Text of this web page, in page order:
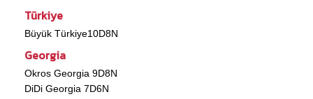
Türkiye
Büyük Türkiye10D8N
Georgia
Okros Georgia 9D8N
DiDi Georgia 7D6N